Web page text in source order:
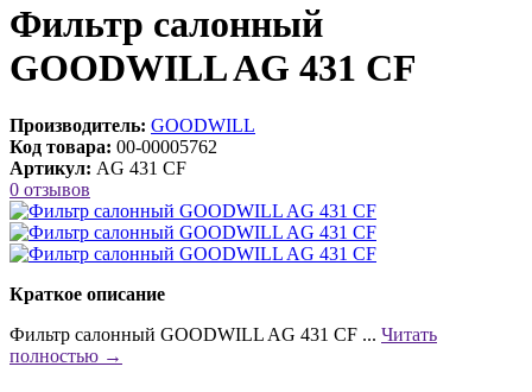
Фильтр салонный
GOODWILL AG 431 CF
Производитель: GOODWILL
Код товара: 00-00005762
Артикул: AG 431 CF
0 отзывов
Краткое описание
Фильтр салонный GOODWILL AG 431 CF ... Читать
полностью →